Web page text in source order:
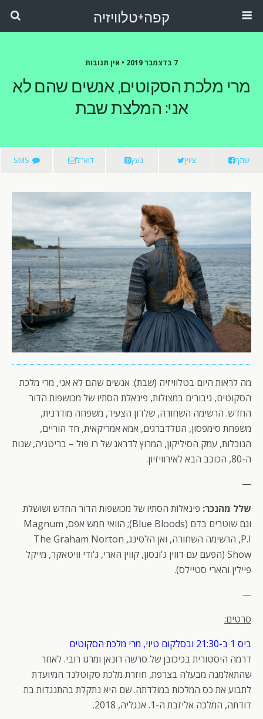
קפה+טלוויזיה
7 בדצמבר 2019 • אין תגובות
מרי מלכת הסקוטים, אנשים שהם לא
אני: המלצת שבת
שתף ציוץ נעץ דוא"ל SMS
מה לראות היום בטלוויזיה (שבת): אנשים שהם לא אני, מרי מלכת
הסקוטים, גיבורים במצולות, פינאלת הסתיו של מכושפות הדור
החדש. הרשימה השחורה, שלדון הצעיר, משפחה מודרנית,
משפחת סימפסון, הגולדברגים, אמא אמריקאית, חד הוריים,
הנוכלות, עמק הסיליקון, המרוץ לדראג של רו פול – בריטניה, שנות
ה-80, הכוכב הבא לאירוויזיון.
—
שלל מהנכר: פינאלות הסתיו של מכושפות הדור החדש ושושלת.
וגם שוטרים בדם (Blue Bloods); הוואי חמש אפס, Magnum
P.I, הרשימה השחורה, ואן הלסינג, The Graham Norton
Show (הפעם עם דווין ג'ונסון, קווין הארי, ג'ודי וויטאקר, מייקל
פיילין והארי סטיילס).
—
סרטים:
ביס 1 ב-21:30 ובסלקום טיוי, מרי מלכת הסקוטים
דרמה היסטורית בכיכובן של סרשה רונאן ומרגו רובי. לאחר
שהתאלמנה מבעלה בצרפת, חוזרת מלכת סקוטלנד המיועדת
לתבוע את כס המלכות במולדתה. שם היא נתקלת בהתנגדות בת
דודתה, המלכה אליזבת ה-1. אנגליה, 2018.